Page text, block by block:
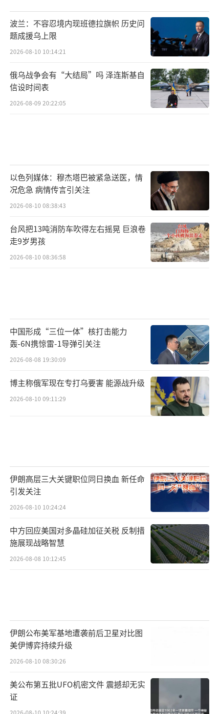
波兰：不容忍境内现班德拉旗帜 历史问
题成援乌上限
2026-08-10 10:14:21
俄乌战争会有“大结局”吗 泽连斯基自
信设时间表
2026-08-09 20:22:05
以色列媒体：穆杰塔巴被紧急送医，情
况危急 病情传言引关注
2026-08-10 08:38:43
台风把13吨消防车吹得左右摇晃 巨浪卷
走9岁男孩
2026-08-10 08:36:58
中国形成“三位一体”核打击能力
轰-6N携惊雷-1导弹引关注
2026-08-08 19:30:09
博主称俄军现在专打乌要害 能源战升级
2026-08-10 09:11:29
伊朗高层三大关键职位同日换血 新任命
引发关注
2026-08-10 10:24:24
中方回应美国对多晶硅加征关税 反制措
施展现战略智慧
2026-08-08 10:12:45
伊朗公布美军基地遭袭前后卫星对比图
美伊博弈持续升级
2026-08-10 08:30:26
美公布第五批UFO机密文件 震撼却无实
证
2026-08-10 10:24:39